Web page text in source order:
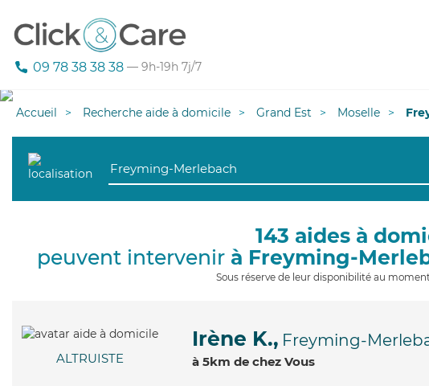
09 78 38 38 38 — 9h-19h 7j/7
Accueil Recherche aide à domicile Grand Est Moselle
143 aides à
peuvent intervenir à Freyming-
Sous réserve de leur disponibilité au
ALTRUISTE
Irène K., Freyming-
à 5km de chez Vous